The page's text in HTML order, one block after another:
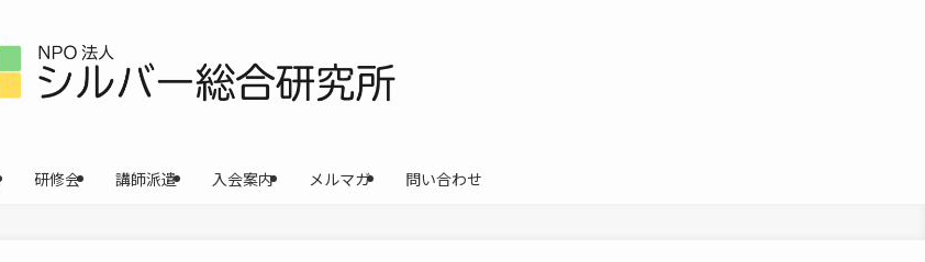
研修会 講師派遣 入会案内 メルマガ 問い合わせ